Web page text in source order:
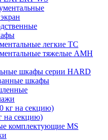
легкие ТС
тяжелые AMH
шкафы серии HARD
шкафы
кг на секцию)
на секцию)
комплектующие MS